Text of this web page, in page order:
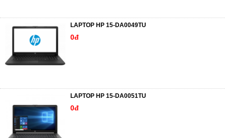
LAPTOP HP 15-DA0049TU
0đ
LAPTOP HP 15-DA0051TU
0đ